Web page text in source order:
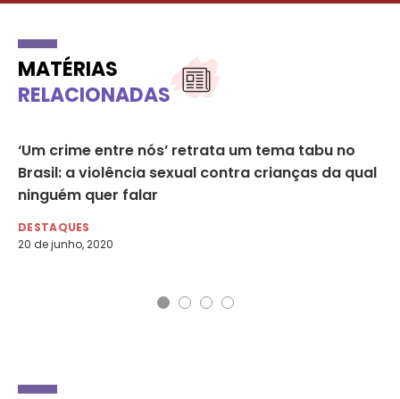
MATÉRIAS
RELACIONADAS
‘Um crime entre nós’ retrata um tema tabu no
Brasil: a violência sexual contra crianças da qual
ninguém quer falar
DESTAQUES
20 de junho, 2020